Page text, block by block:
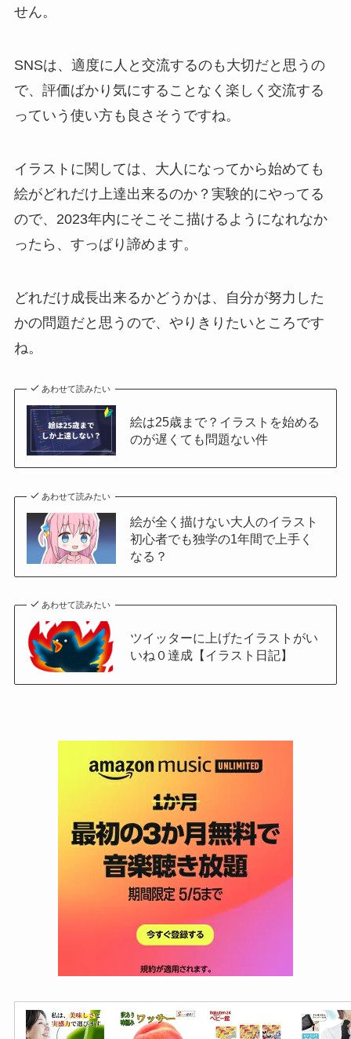
せん。
SNSは、適度に人と交流するのも大切だと思うの
で、評価ばかり気にすることなく楽しく交流する
っていう使い方も良さそうですね。
イラストに関しては、大人になってから始めても
絵がどれだけ上達出来るのか？実験的にやってる
ので、2023年内にそこそこ描けるようになれなか
ったら、すっぱり諦めます。
どれだけ成長出来るかどうかは、自分が努力した
かの問題だと思うので、やりきりたいところです
ね。
あわせて読みたい
絵は25歳まで？イラストを始める
のが遅くても問題ない件
あわせて読みたい
絵が全く描けない大人のイラスト
初心者でも独学の1年間で上手く
なる？
あわせて読みたい
ツイッターに上げたイラストがい
いね０達成【イラスト日記】